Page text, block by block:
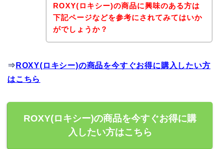
ROXY(ロキシー)の商品に興味のある方は
下記ページなどを参考にされてみてはいか
がでしょうか？
⇒ ROXY(ロキシー)の商品を今すぐお得に購入したい方
はこちら
ROXY(ロキシー)の商品を今すぐお得に購
入したい方はこちら